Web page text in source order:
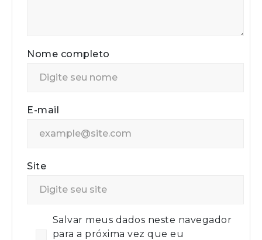
Nome completo
E-mail
Site
Salvar meus dados neste navegador
para a próxima vez que eu